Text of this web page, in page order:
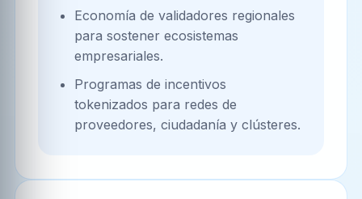
Economía de validadores regionales
para sostener ecosistemas
empresariales.
Programas de incentivos
tokenizados para redes de
proveedores, ciudadanía y clústeres.